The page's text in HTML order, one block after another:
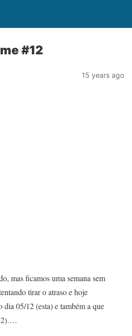
#12
15 years ago
mas ficamos uma semana sem
tirar o atraso e hoje
dia 05/12 (esta) e também a que